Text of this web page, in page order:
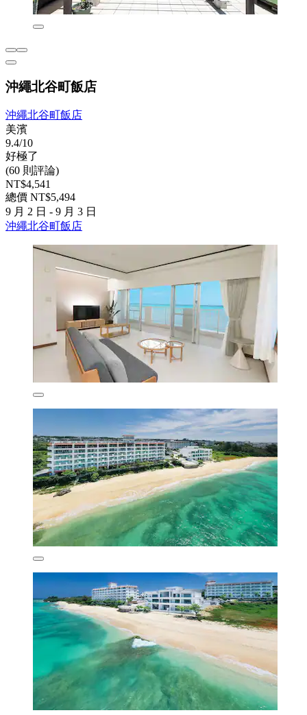
沖繩北谷町飯店
沖繩北谷町飯店
美濱
9.4/10
好極了
(60 則評論)
NT$4,541
總價 NT$5,494
9 月 2 日 - 9 月 3 日
沖繩北谷町飯店